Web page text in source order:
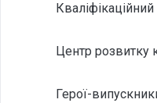
Центр розвитку
Герої-